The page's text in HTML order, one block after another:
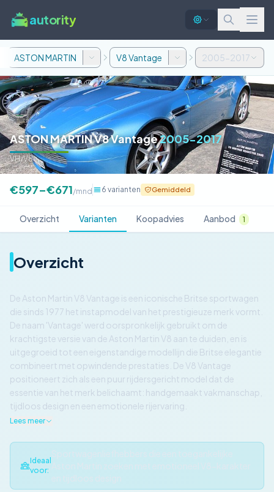
autority
ASTON MARTIN V8 Vantage 2005-2017
ASTON MARTIN V8 Vantage2005-2017
VH/V8
€597–€671/mnd 6 varianten Gemiddeld
Overzicht Varianten Koopadvies Aanbod 1
Overzicht
De Aston Martin V8 Vantage is een iconische Britse sportwagen
die sinds 1977 het instapmodel van het prestigieuze merk vormt.
De naam 'Vantage' werd oorspronkelijk gebruikt om de
krachtigste versie van de Aston Martin V8 aan te duiden, en is
uitgegroeid tot een eigenstandige modellijn die Britse elegantie
combineert met opwindende prestaties. De V8 Vantage
positioneert zich als een puur rijdersgericht model dat de
essentie van het merk belichaamt: handgemaakt vakmanschap,
tijdloos design en een emotionele rijervaring.
Lees meer
Ideaal
voor: